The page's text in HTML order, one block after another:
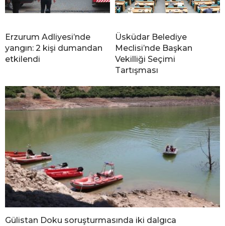
Erzurum Adliyesi’nde
yangın: 2 kişi dumandan
etkilendi
Üsküdar Belediye
Meclisi’nde Başkan
Vekilliği Seçimi
Tartışması
Gülistan Doku soruşturmasında iki dalgıca